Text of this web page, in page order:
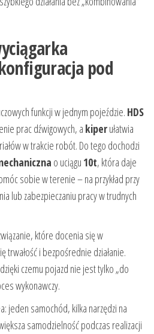
pod
funkcji w jednym pojeździe. HDS
prac dźwigowych, a kiperułatwia
w trakcie robót. Do tego dochodzi
o uciągu 10t, która daje
sobie w terenie – na przykład przy
lub zabezpieczaniu pracy w trudnych
które docenia się w
trwałość i bezpośrednie działanie.
czemu pojazd nie jest tylko „do
wykonawczy.
jeden samochód, kilka narzędzi na
samodzielność podczas realizacji